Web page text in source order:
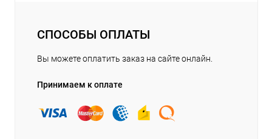
СПОСОБЫ ОПЛАТЫ
Вы можете оплатить заказ на сайте онлайн.
Принимаем к оплате